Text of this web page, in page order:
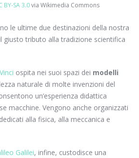
BY-SA 3.0via Wikimedia Commons
le ultime due destinazioni della nostra
giusto tributo alla tradizione scientifica
ospita nei suoi spazi dei modelli
naturale di molte invenzioni del
un’esperienza didattica
macchine. Vengono anche organizzati
alla fisica, alla meccanica e
Galilei, infine, custodisce una